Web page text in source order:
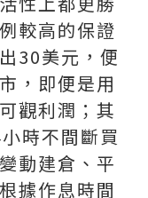
較高的保證
30美元，便
，即便是用
觀利潤；其
時不間斷買
動建倉、平
據作息時間